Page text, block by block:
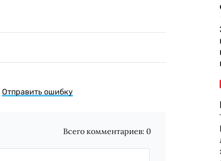
Отправить ошибку
Всего комментариев: 0